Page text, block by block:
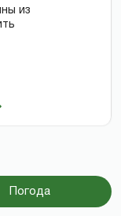
из
Погода